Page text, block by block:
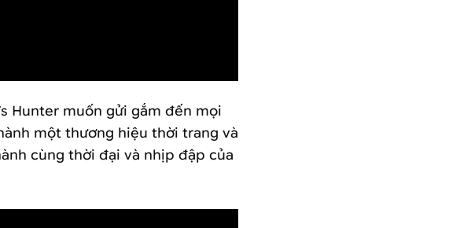
Hunter muốn gửi gắm đến mọi
một thương hiệu thời trang và
cùng thời đại và nhịp đập của